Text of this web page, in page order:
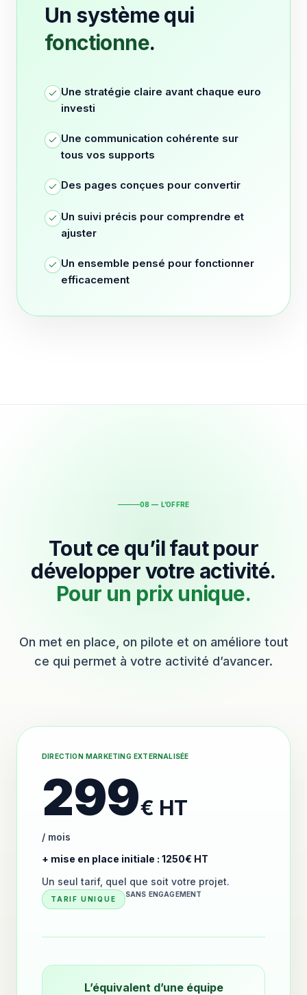
Un système qui
fonctionne.
Une stratégie claire avant chaque euro
investi
Une communication cohérente sur
tous vos supports
Des pages conçues pour convertir
Un suivi précis pour comprendre et
ajuster
Un ensemble pensé pour fonctionner
efficacement
08 — L’OFFRE
Tout ce qu’il faut pour
développer votre activité.
Pour un prix unique.
On met en place, on pilote et on améliore tout
ce qui permet à votre activité d’avancer.
DIRECTION MARKETING EXTERNALISÉE
299€ HT
/ mois
+ mise en place initiale : 1250€ HT
Un seul tarif, quel que soit votre projet.
TARIF UNIQUE
SANS ENGAGEMENT
L’équivalent d’une équipe